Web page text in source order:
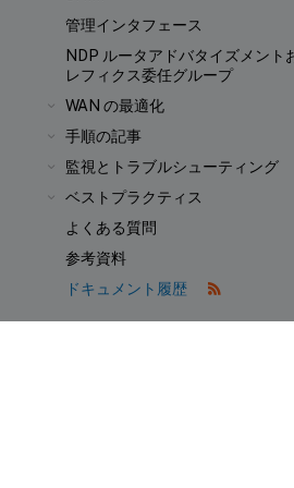
管理インタフェース
NDP ルータアドバタイズメント
レフィクス委任グループ
WAN の最適化
手順の記事
監視とトラブルシューティング
ベストプラクティス
よくある質問
参考資料
ドキュメント履歴